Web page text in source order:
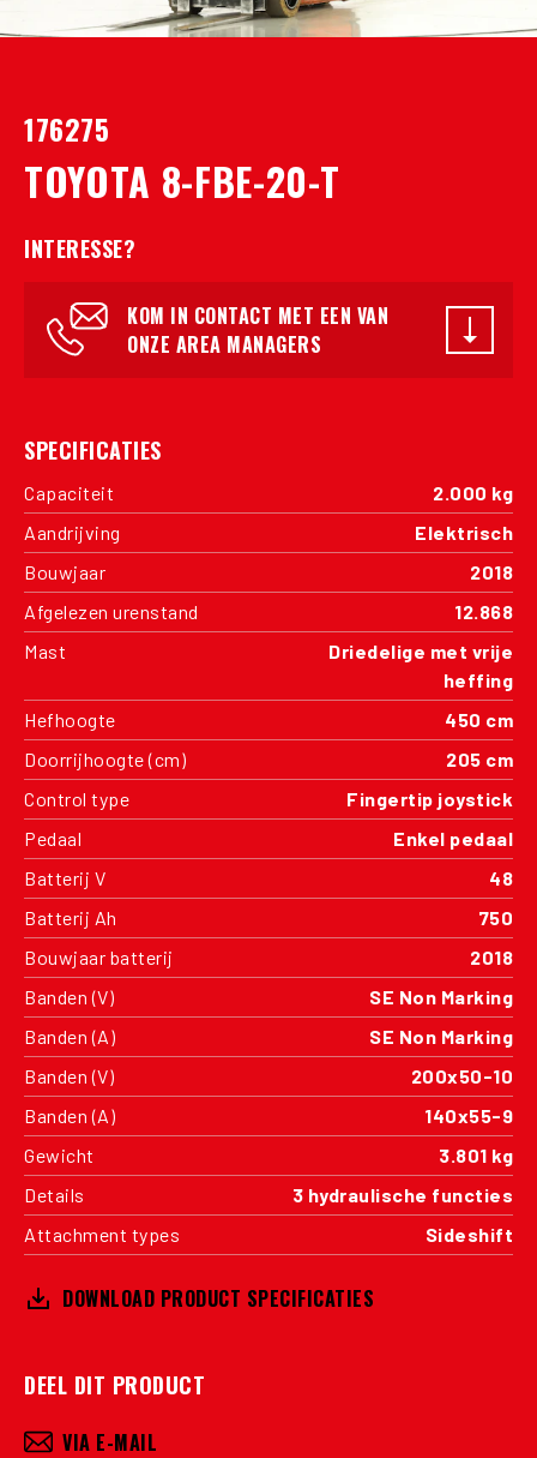
176275
TOYOTA 8-FBE-20-T
INTERESSE?
KOM IN CONTACT MET EEN VAN
ONZE AREA MANAGERS
SPECIFICATIES
Capaciteit
2.000 kg
Aandrijving
Elektrisch
Bouwjaar
2018
Afgelezen urenstand
12.868
Mast
Driedelige met vrije
heffing
Hefhoogte
450 cm
Doorrijhoogte (cm)
205 cm
Control type
Fingertip joystick
Pedaal
Enkel pedaal
Batterij V
48
Batterij Ah
750
Bouwjaar batterij
2018
Banden (V)
SE Non Marking
Banden (A)
SE Non Marking
Banden (V)
200x50-10
Banden (A)
140x55-9
Gewicht
3.801 kg
Details
3 hydraulische functies
Attachment types
Sideshift
DOWNLOAD PRODUCT SPECIFICATIES
DEEL DIT PRODUCT
VIA E-MAIL